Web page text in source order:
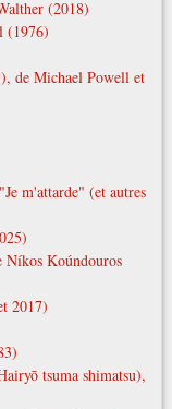
(2018)
(1976)
de Michael Powell et
m'attarde" (et autres
Koúndouros
2017)
tsuma shimatsu),